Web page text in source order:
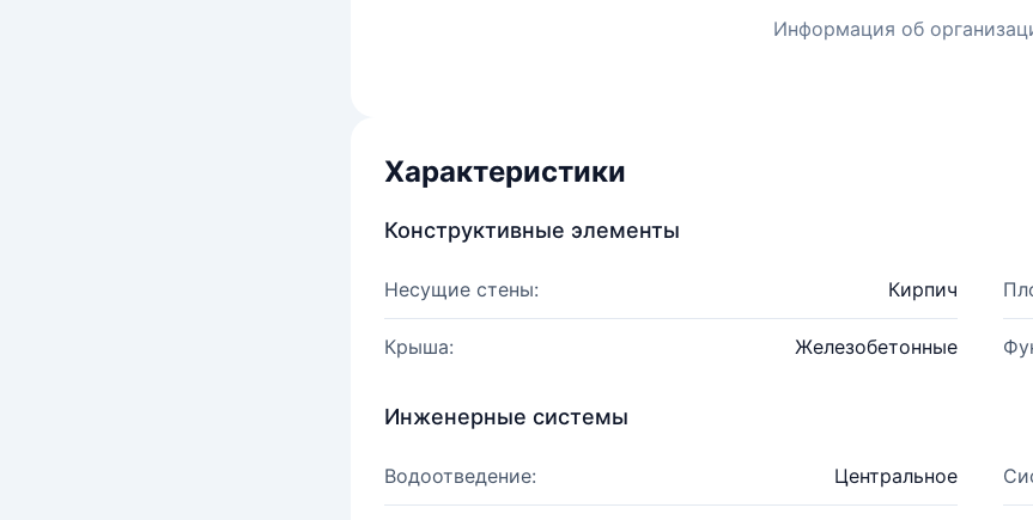
Информация об
Характеристики
Конструктивные элементы
Несущие стены: Кирпич
Крыша: Железобетонные
Инженерные системы
Водоотведение: Центральное